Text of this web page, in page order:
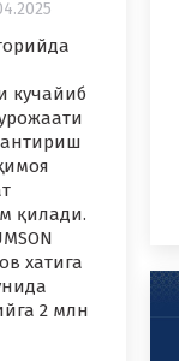
кучайиб
қилади.
хатига
2 млн